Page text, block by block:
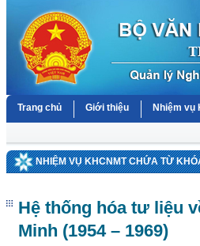
Trang chủ Giới thiệu Nhiệm vụ
NHIỆM VỤ KHCNMT CHỨA TỪ
Hệ thống hóa tư liệu
Minh (1954 – 1969)